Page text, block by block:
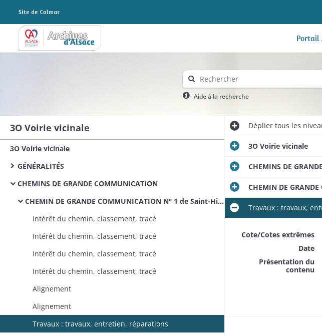
Archives Alsace - Colmar Portail
Aide à la recherche
3O Voirie vicinale
3O Voirie vicinale
GÉNÉRALITÉS
CHEMINS DE GRANDE COMMUNICATION
CHEMIN DE GRANDE COMMUNICATION N° 1 de Saint-Hippolyte à Neuf-Brisach
Intérêt du chemin, classement, tracé
Intérêt du chemin, classement, tracé
Intérêt du chemin, classement, tracé
Intérêt du chemin, classement, tracé
Alignement
Alignement
Travaux : travaux, entretien, réparations
Dépliertous les
3O Voirie vicinale
CHEMINS DE
CHEMIN DE
Travaux : travaux,
Cote/Cotes extrêmes
Date
Présentation du
contenu